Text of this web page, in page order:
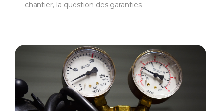
chantier, la question des garanties